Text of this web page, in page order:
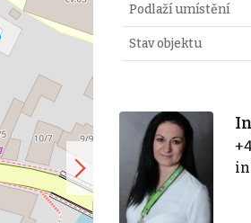
Podlaží umístění
Stav objektu